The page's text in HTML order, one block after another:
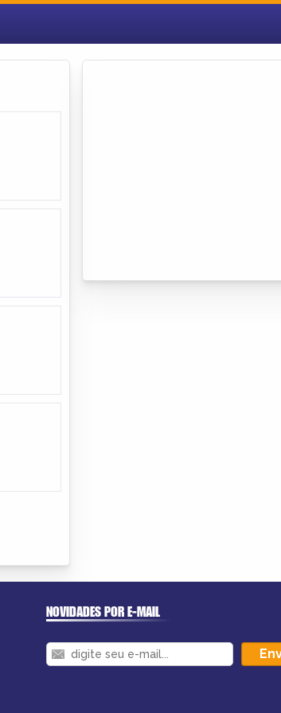
NOVIDADES POR E-MAIL